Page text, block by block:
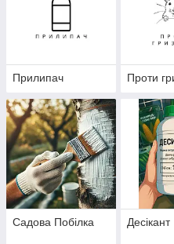
Прилипач Проти
Садова Побілка Десікант